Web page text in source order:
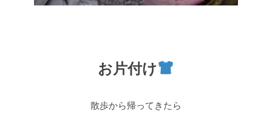
お片付け
散歩から帰ってきたら